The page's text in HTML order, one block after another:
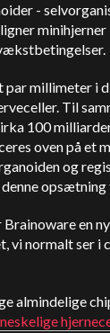
-
par millimeter i
Til
100
oven på et
og
Brainoware en
vi normalt ser i
almindelige